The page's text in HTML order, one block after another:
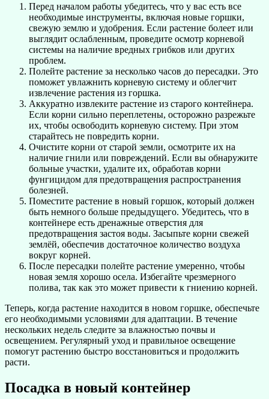
Перед началом работы убедитесь, что у вас есть все
необходимые инструменты, включая новые горшки,
свежую землю и удобрения. Если растение болеет или
выглядит ослабленным, проведите осмотр корневой
системы на наличие вредных грибков или других
проблем.
Полейте растение за несколько часов до пересадки. Это
поможет увлажнить корневую систему и облегчит
извлечение растения из горшка.
Аккуратно извлеките растение из старого контейнера.
Если корни сильно переплетены, осторожно разрежьте
их, чтобы освободить корневую систему. При этом
старайтесь не повредить корни.
Очистите корни от старой земли, осмотрите их на
наличие гнили или повреждений. Если вы обнаружите
больные участки, удалите их, обработав корни
фунгицидом для предотвращения распространения
болезней.
Поместите растение в новый горшок, который должен
быть немного больше предыдущего. Убедитесь, что в
контейнере есть дренажные отверстия для
предотвращения застоя воды. Засыпьте корни свежей
землёй, обеспечив достаточное количество воздуха
вокруг корней.
После пересадки полейте растение умеренно, чтобы
новая земля хорошо осела. Избегайте чрезмерного
полива, так как это может привести к гниению корней.
Теперь, когда растение находится в новом горшке, обеспечьте
его необходимыми условиями для адаптации. В течение
нескольких недель следите за влажностью почвы и
освещением. Регулярный уход и правильное освещение
помогут растению быстро восстановиться и продолжить
расти.
Посадка в новый контейнер